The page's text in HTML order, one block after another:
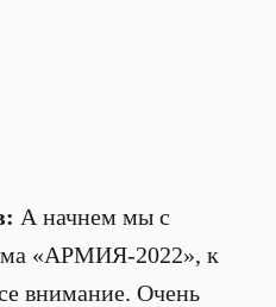
А начнем мы с
«АРМИЯ-2022», к
внимание. Очень